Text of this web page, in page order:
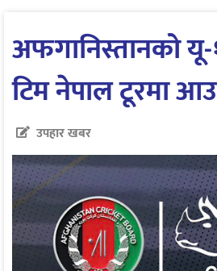
अफगानिस्तानको
टिम नेपाल टूरमा
उपहार खबर